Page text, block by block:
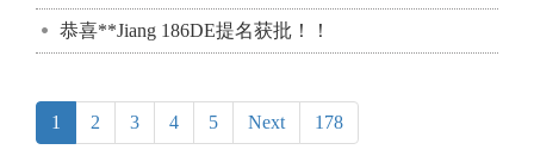
恭喜**Jiang 186DE提名获批！！
1 2 3 4 5 Next 178